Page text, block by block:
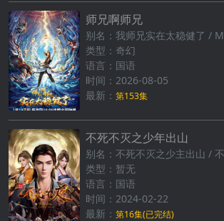
师兄啊师兄
类型：奇幻
语言：国语
时间：2026-08-05
最新： 第153集
不死不灭之少年出山
类型：暂无
语言：国语
时间：2024-02-22
最新： 第16集(已完结)